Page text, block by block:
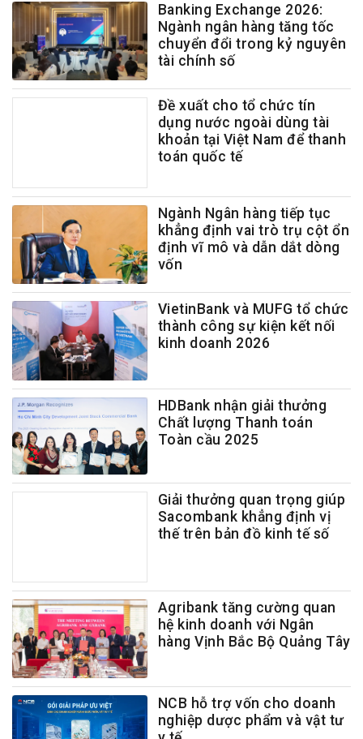
Banking Exchange 2026:
Ngành ngân hàng tăng tốc
chuyển đổi trong kỷ nguyên
tài chính số
Đề xuất cho tổ chức tín
dụng nước ngoài dùng tài
khoản tại Việt Nam để thanh
toán quốc tế
Ngành Ngân hàng tiếp tục
khẳng định vai trò trụ cột ổn
định vĩ mô và dẫn dắt dòng
vốn
VietinBank và MUFG tổ chức
thành công sự kiện kết nối
kinh doanh 2026
HDBank nhận giải thưởng
Chất lượng Thanh toán
Toàn cầu 2025
Giải thưởng quan trọng giúp
Sacombank khẳng định vị
thế trên bản đồ kinh tế số
Agribank tăng cường quan
hệ kinh doanh với Ngân
hàng Vịnh Bắc Bộ Quảng Tây
NCB hỗ trợ vốn cho doanh
nghiệp dược phẩm và vật tư